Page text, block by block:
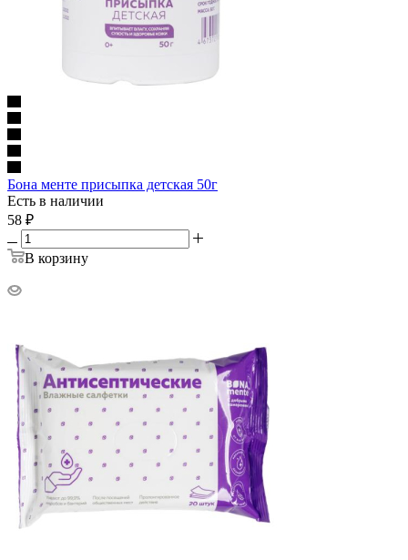
Бона менте присыпка детская 50г
Есть в наличии
58 ₽
В корзину